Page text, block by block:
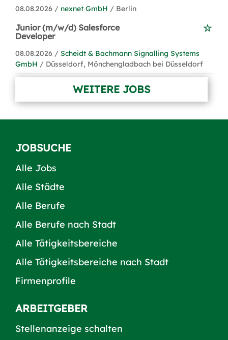
08.08.2026 / nexnet GmbH / Berlin
Junior (m/w/d) Salesforce
Developer
08.08.2026 / Scheidt & Bachmann Signalling Systems
GmbH / Düsseldorf, Mönchengladbach bei Düsseldorf
WEITERE JOBS
JOBSUCHE
Alle Jobs
Alle Städte
Alle Berufe
Alle Berufe nach Stadt
Alle Tätigkeitsbereiche
Alle Tätigkeitsbereiche nach Stadt
Firmenprofile
ARBEITGEBER
Stellenanzeige schalten